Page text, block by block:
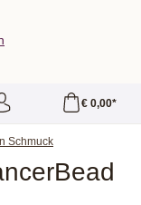
€ 0,00*
Schmuck